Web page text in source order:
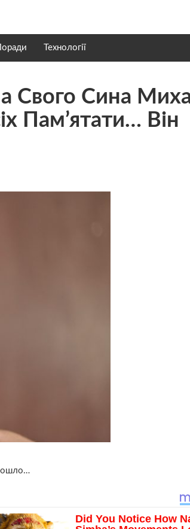
Поради Технології
Свого Сина
Пам’ятати… Він